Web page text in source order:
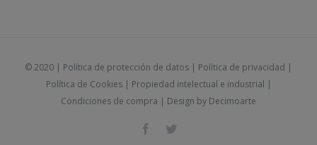
© 2020 | Política de protección de datos | Política de privacidad |
Política de Cookies| Propiedad intelectual e industrial |
Condiciones de compra | Design by Decimoarte
Facebook